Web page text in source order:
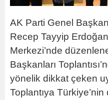
AK Parti Genel
Recep Tayyip
Merkezi’nde
Başkanları
yönelik dikkat çeken
Toplantıya Türkiye’nin